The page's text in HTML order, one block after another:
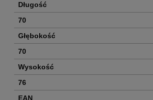
Długość
70
Głębokość
70
Wysokość
76
EAN